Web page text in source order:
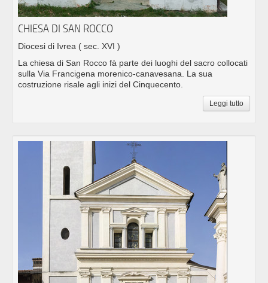
CHIESA DI SAN ROCCO
Diocesi di Ivrea ( sec. XVI )
La chiesa di San Rocco fà parte dei luoghi del sacro collocati
sulla Via Francigena morenico-canavesana. La sua
costruzione risale agli inizi del Cinquecento.
Leggi tutto